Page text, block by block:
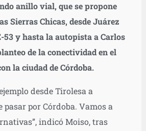
anillo vial, que se propone
Sierras Chicas, desde Juárez
53 y hasta la autopista a Carlos
de la conectividad en el
la ciudad de Córdoba.
desde Tirolesa a
por Córdoba. Vamos a
indicó Moiso, tras